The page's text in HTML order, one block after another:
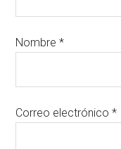
Nombre*
Correo electrónico*